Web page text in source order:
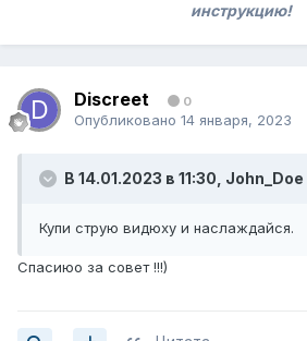
инструкцию!
Discreet 0
Опубликовано 14 января, 2023
В 14.01.2023 в 11:30, John_Doe
Купи струю видюху и наслаждайся.
Спасиюо за совет !!!)